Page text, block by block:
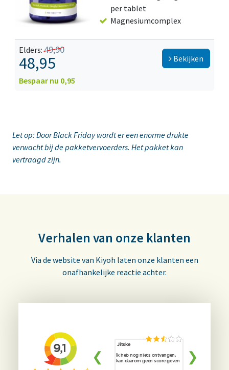
per tablet
Magnesiumcomplex
Elders:49,90
48,95
Bespaar nu 0,95
Bekijken
Let op: Door Black Friday wordt er een enorme drukte
verwacht bij de pakketvervoerders. Het pakket kan
vertraagd zijn.
Verhalen van onze klanten
Via de website van Kiyoh laten onze klanten een
onafhankelijke reactie achter.